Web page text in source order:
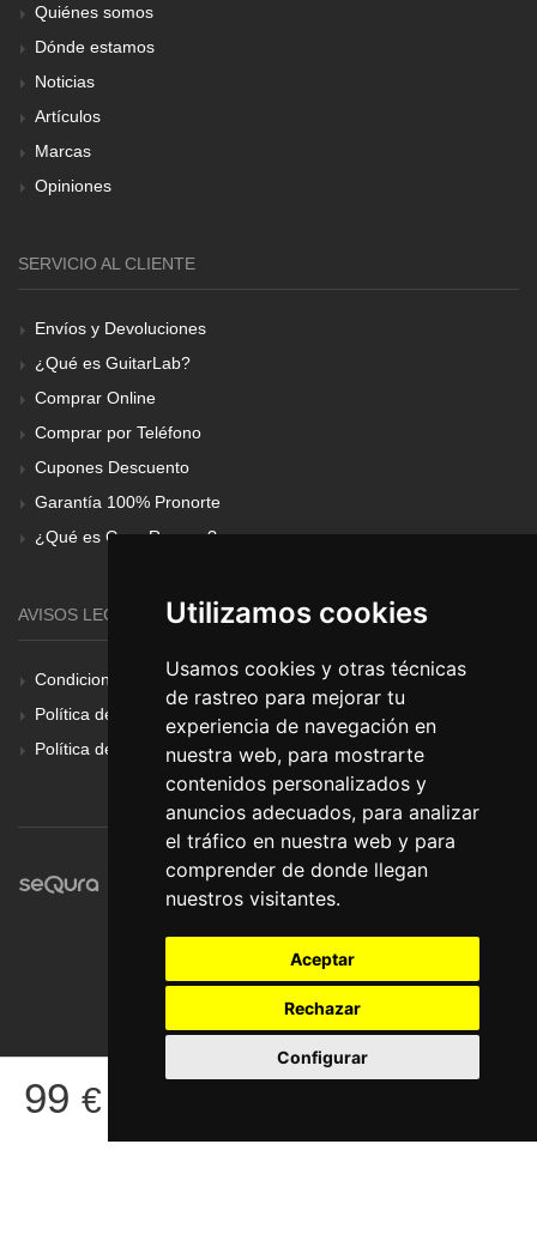
Utilizamos cookies
Usamos cookies y otras técnicas
de rastreo para mejorar tu
experiencia de navegación en
nuestra web, para mostrarte
contenidos personalizados y
anuncios adecuados, para analizar
el tráfico en nuestra web y para
comprender de donde llegan
nuestros visitantes.
Aceptar
Rechazar
Configurar
99 €
Quiénes somos
Dónde estamos
Noticias
Artículos
Marcas
Opiniones
SERVICIO AL CLIENTE
Envíos y Devoluciones
¿Qué es GuitarLab?
Comprar Online
Comprar por Teléfono
Cupones Descuento
Garantía 100% Pronorte
¿Qué es Gear Renove?
AVISOS LEGALES
Condiciones Generales
Política de Cookies
Política de Privacidad
© Pronorte Sonido SL. Todos los derechos reservados.